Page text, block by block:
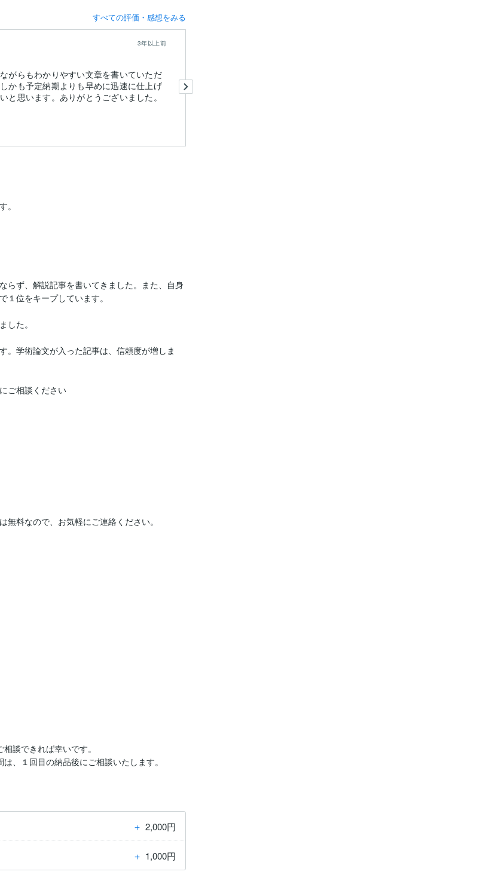
すべての評価・感想をみる
3年以上前
がらもわかりやすい文章を書いていただ
かも予定納期よりも早めに迅速に仕上げ
と思います。ありがとうございました。
。
らず、解説記事を書いてきました。また、自身
１位をキープしています。
した。
。学術論文が入った記事は、信頼度が増しま
ご相談ください
料なので、お気軽にご連絡ください。
談できれば幸いです。
、１回目の納品後にご相談いたします。
＋ 2,000円
＋ 1,000円